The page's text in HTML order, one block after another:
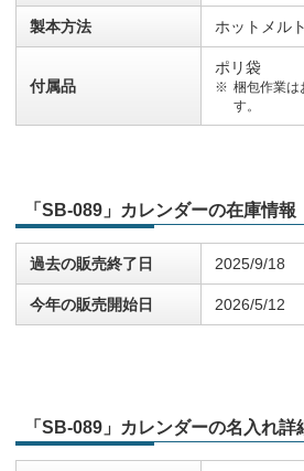
製本方法 ホットメルト
付属品
ポリ袋
梱包作業は
す。
「SB-089」カレンダーの在庫情報
過去の販売終了日 2025/9/18
今年の販売開始日 2026/5/12
「SB-089」カレンダーの名入れ詳